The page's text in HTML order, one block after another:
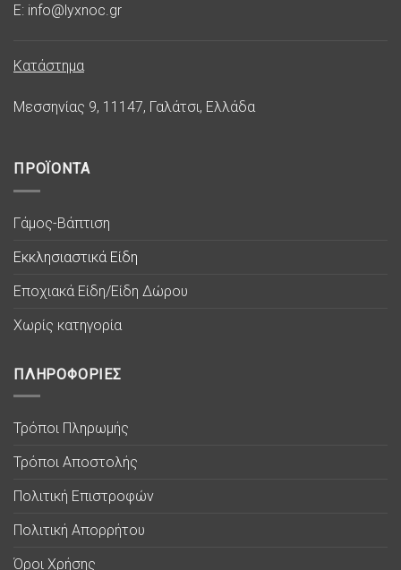
E: info@lyxnoc.gr
Κατάστημα
Μεσσηνίας 9, 11147, Γαλάτσι, Ελλάδα
ΠΡΟΪΟΝΤΑ
Γάμος-Βάπτιση
Εκκλησιαστικά Είδη
Εποχιακά Είδη/Είδη Δώρου
Χωρίς κατηγορία
ΠΛΗΡΟΦΟΡΙΕΣ
Τρόποι Πληρωμής
Τρόποι Αποστολής
Πολιτική Επιστροφών
Πολιτική Απορρήτου
Όροι Χρήσης